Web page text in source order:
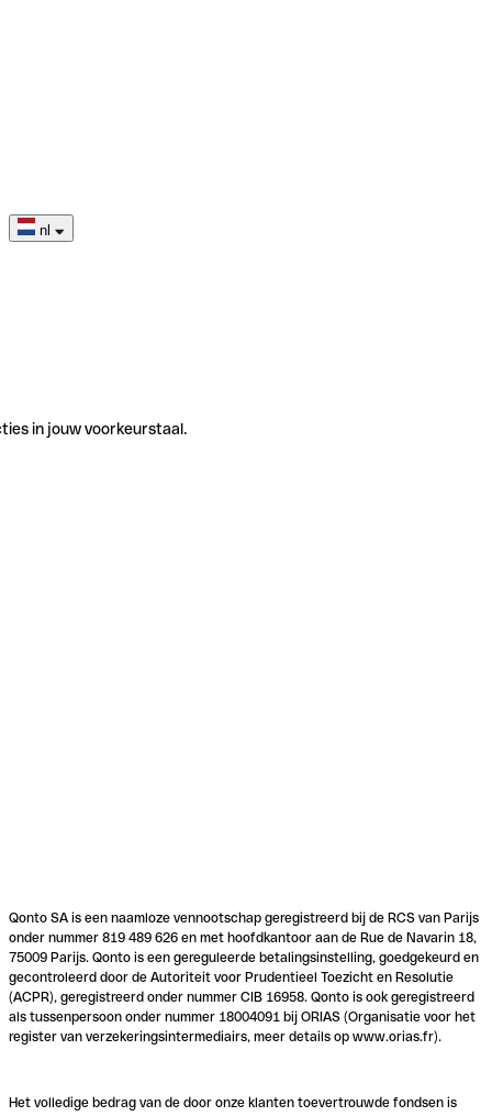
nl
in jouw voorkeurstaal.
Qonto SA is een naamloze vennootschap geregistreerd bij de RCS van Parijs
onder nummer 819 489 626 en met hoofdkantoor aan de Rue de Navarin 18,
75009 Parijs. Qonto is een gereguleerde betalingsinstelling, goedgekeurd en
gecontroleerd door de Autoriteit voor Prudentieel Toezicht en Resolutie
(ACPR), geregistreerd onder nummer CIB 16958. Qonto is ook geregistreerd
als tussenpersoon onder nummer 18004091 bij ORIAS (Organisatie voor het
register van verzekeringsintermediairs, meer details op www.orias.fr).
Het volledige bedrag van de door onze klanten toevertrouwde fondsen is